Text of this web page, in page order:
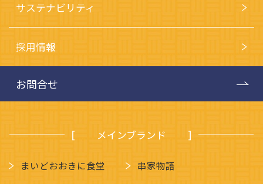
サステナビリティ
採用情報
お問合せ
メインブランド
まいどおおきに食堂 串家物語